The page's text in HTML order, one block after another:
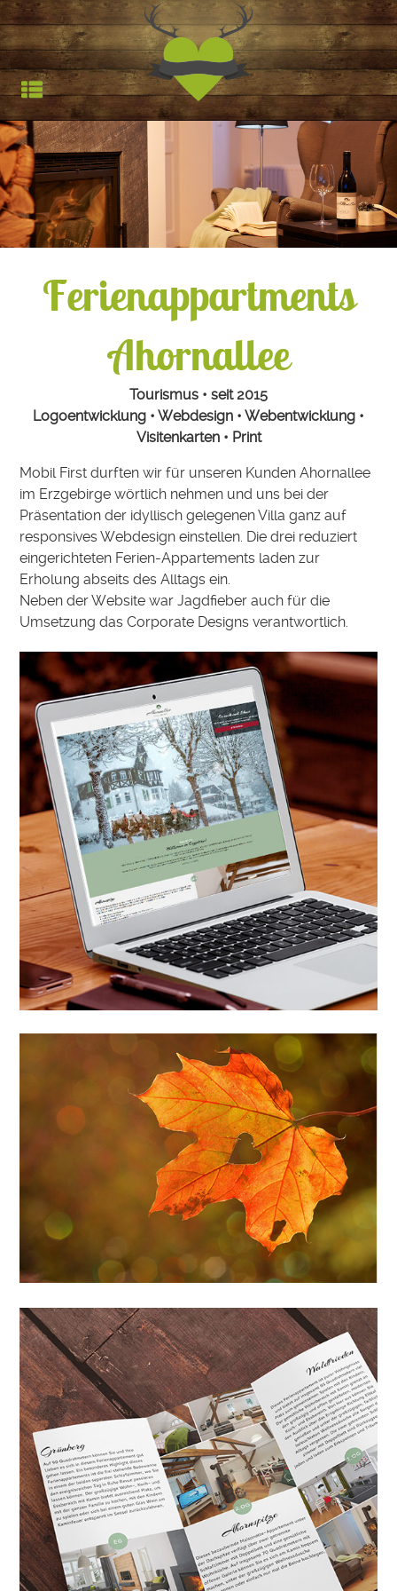
Jagdfieber |
HOCHSTAND
STARTSEITE
TROPHÄEN
REFERENZEN
Ferienappartments
Ahornallee
Tourismus • seit 2015
Logoentwicklung • Webdesign • Webentwicklung •
Visitenkarten • Print
Mobil First durften wir für unseren Kunden Ahornallee
im Erzgebirge wörtlich nehmen und uns bei der
Präsentation der idyllisch gelegenen Villa ganz auf
responsives Webdesign einstellen. Die drei reduziert
eingerichteten Ferien-Appartements laden zur
Erholung abseits des Alltags ein.
Neben der Website war Jagdfieber auch für die
Umsetzung das Corporate Designs verantwortlich.